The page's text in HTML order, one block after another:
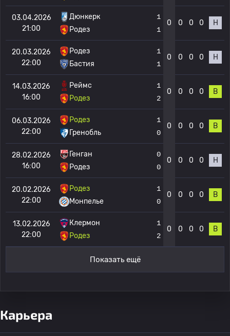
03.04.2026
21:00
Дюнкерк
Родез
1
1
0 0 0 0 Н
20.03.2026
22:00
Родез
Бастия
1
1
0 0 0 0 Н
14.03.2026
16:00
Реймс
Родез
1
2
0 0 0 0 В
06.03.2026
22:00
Родез
Гренобль
1
0
0 0 0 0 В
28.02.2026
16:00
Генган
Родез
0
0
0 0 0 0 Н
20.02.2026
22:00
Родез
Монпелье
1
0
0 0 0 0 В
13.02.2026
22:00
Клермон
Родез
1
2
0 0 0 0 В
Показать ещё
Карьера